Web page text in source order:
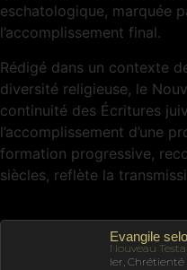
eschatologique, marquée
l’accomplissement final.
Rédigé dans un contexte
diversité religieuse, le
continuité des Écritures
l’accomplissement d’une
formation progressive,
siècles, reflète la
Evangile
Nouveau
Ier, Chrétienté